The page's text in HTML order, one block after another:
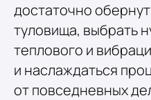
достаточно
туловища, выбрать
теплового и
и наслаждаться
от повседневных